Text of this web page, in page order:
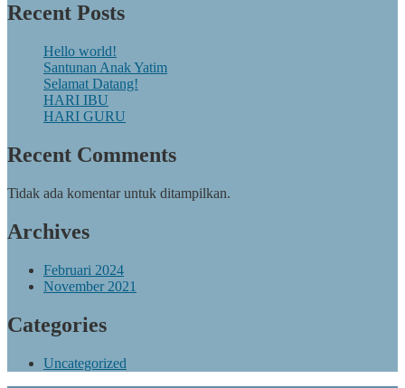
Recent Posts
Hello world!
Santunan Anak Yatim
Selamat Datang!
HARI IBU
HARI GURU
Recent Comments
Tidak ada komentar untuk ditampilkan.
Archives
Februari 2024
November 2021
Categories
Uncategorized